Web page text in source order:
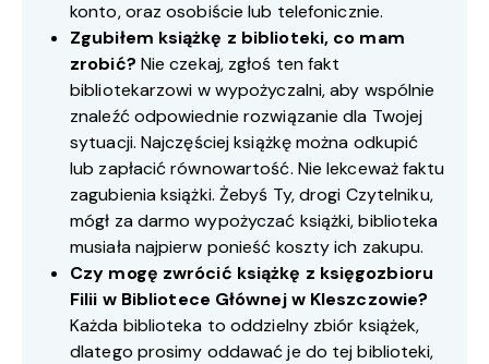
konto, oraz osobiście lub telefonicznie.
Zgubiłem książkę z biblioteki, co mam
zrobić? Nie czekaj, zgłoś ten fakt
bibliotekarzowi w wypożyczalni, aby wspólnie
znaleźć odpowiednie rozwiązanie dla Twojej
sytuacji. Najczęściej książkę można odkupić
lub zapłacić równowartość. Nie lekceważ faktu
zagubienia książki. Żebyś Ty, drogi Czytelniku,
mógł za darmo wypożyczać książki, biblioteka
musiała najpierw ponieść koszty ich zakupu.
Czy mogę zwrócić książkę z księgozbioru
Filii w Bibliotece Głównej w Kleszczowie?
Każda biblioteka to oddzielny zbiór książek,
dlatego prosimy oddawać je do tej biblioteki,